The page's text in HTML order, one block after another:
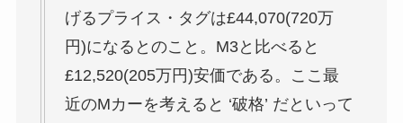
げるプライス・タグは£44,070(720万
円)になるとのこと。M3と比べると
£12,520(205万円)安価である。ここ最
近のMカーを考えると ‘破格’ だといって